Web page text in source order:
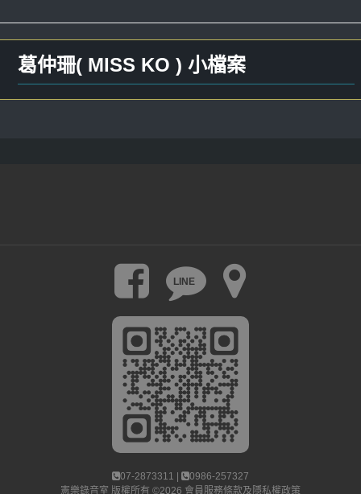
葛仲珊( MISS KO ) 小檔案
LINE
07-2873311 |
0986-257327
憲樂錄音室 版權所有 ©2026 會員服務條款及隱私權政策